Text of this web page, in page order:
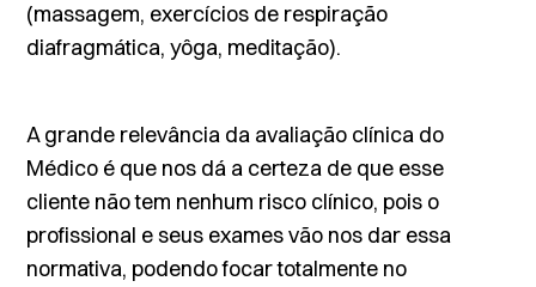
(massagem, exercícios de respiração
diafragmática, yôga, meditação).
A grande relevância da avaliação clínica do
Médico é que nos dá a certeza de que esse
cliente não tem nenhum risco clínico, pois o
profissional e seus exames vão nos dar essa
normativa, podendo focar totalmente no